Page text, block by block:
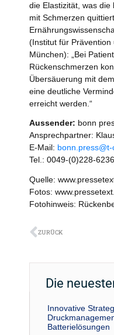
die Elastizität, was
mit Schmerzen
(Institut für
München): „Bei
Rückenschmerzen
Übersäuerung mit
eine deutliche
erreicht werden.“
Aussender: bonn
Ansprechpartner:
E-Mail:
Tel.: 0049-(0)228-
Quelle:
Fotos:
Fotohinweis:
Zurück
ZURÜCK
Die
Innovative
Batterielösungen